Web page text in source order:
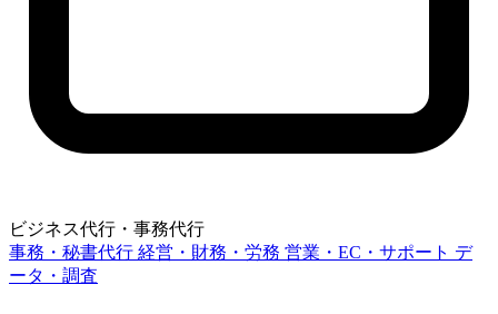
ビジネス代行・事務代行
事務・秘書代行 経営・財務・労務 営業・EC・サポート デ
ータ・調査